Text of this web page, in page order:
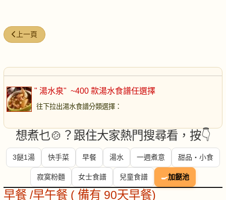
上一篇文章: 蓮藕西施骨湯
上一頁
" 湯水泉" ~400 款湯水食譜任選擇
往下拉出湯水食譜分類選擇 ：
想煮乜🍲？跟住大家熱門搜尋看，按👇
3餸1湯 快手菜 早餐 湯水 一週煮意 甜品・小食
寂寞粉麵 女士食譜 兒童食譜 🍳加餸池
早餐 /早午餐 ( 備有 90天早餐)